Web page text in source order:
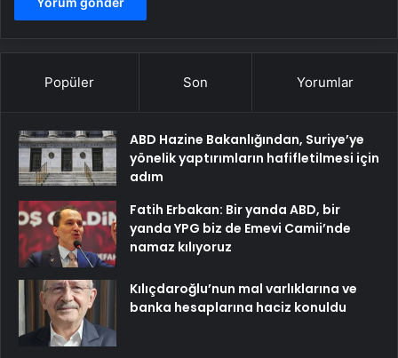
Popüler Son Yorumlar
ABD Hazine Bakanlığından, Suriye’ye
yönelik yaptırımların hafifletilmesi için
adım
Fatih Erbakan: Bir yanda ABD, bir
yanda YPG biz de Emevi Camii’nde
namaz kılıyoruz
Kılıçdaroğlu’nun mal varlıklarına ve
banka hesaplarına haciz konuldu